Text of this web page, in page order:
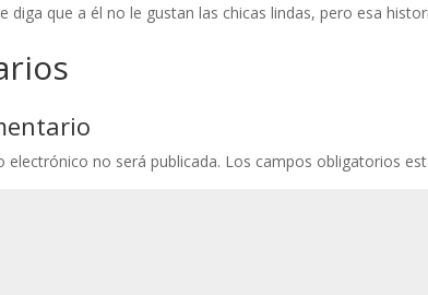
diga que a él no le gustan las chicas lindas, pero esa
electrónico no será publicada. Los campos obligatorios